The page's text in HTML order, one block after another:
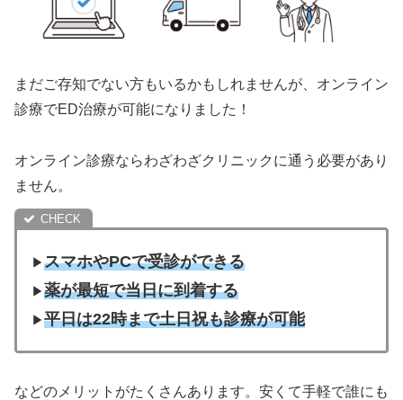
まだご存知でない方もいるかもしれませんが、オンライン
診療でED治療が可能になりました！
オンライン診療ならわざわざクリニックに通う必要があり
ません。
▶︎スマホやPCで受診ができる
▶︎薬が最短で当日に到着する
▶︎平日は22時まで土日祝も診療が可能
などのメリットがたくさんあります。安くて手軽で誰にも